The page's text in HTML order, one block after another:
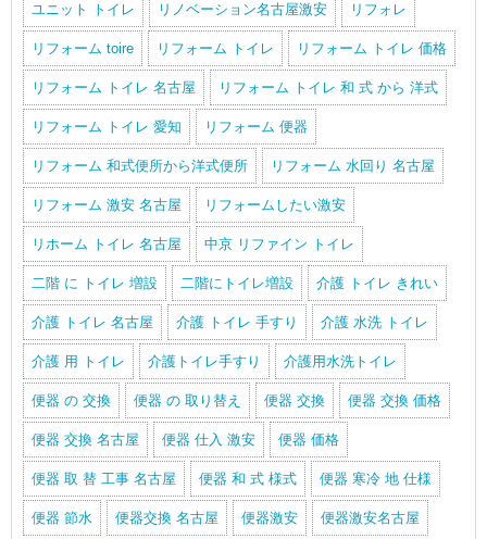
ユニット トイレ リノベーション名古屋激安 リフォレ
リフォーム toire リフォーム トイレ リフォーム トイレ 価格
リフォーム トイレ 名古屋 リフォーム トイレ 和 式 から 洋式
リフォーム トイレ 愛知 リフォーム 便器
リフォーム 和式便所から洋式便所 リフォーム 水回り 名古屋
リフォーム 激安 名古屋 リフォームしたい激安
リホーム トイレ 名古屋 中京 リファイン トイレ
二階 に トイレ 増設 二階にトイレ増設 介護 トイレ きれい
介護 トイレ 名古屋 介護 トイレ 手すり 介護 水洗 トイレ
介護 用 トイレ 介護トイレ手すり 介護用水洗トイレ
便器 の 交換 便器 の 取り替え 便器 交換 便器 交換 価格
便器 交換 名古屋 便器 仕入 激安 便器 価格
便器 取 替 工事 名古屋 便器 和 式 様式 便器 寒冷 地 仕様
便器 節水 便器交換 名古屋 便器激安 便器激安名古屋